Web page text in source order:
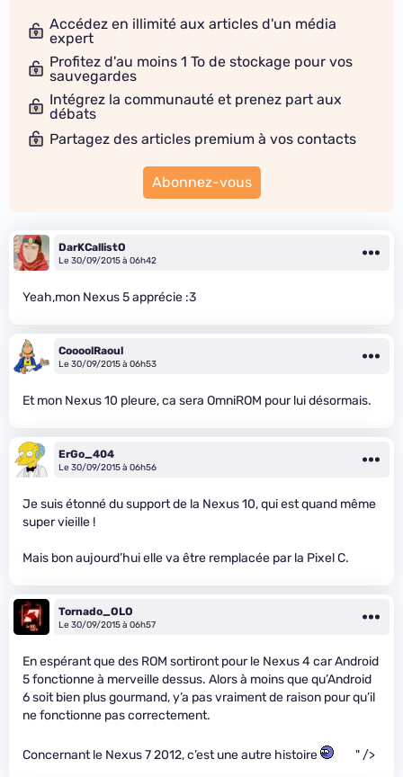
Accédez en illimité aux articles d'un média
expert
Profitez d'au moins 1 To de stockage pour vos
sauvegardes
Intégrez la communauté et prenez part aux
débats
Partagez des articles premium à vos contacts
Abonnez-vous
DarKCallistO
Le 30/09/2015 à 06h42
Yeah,mon Nexus 5 apprécie :3
CoooolRaoul
Le 30/09/2015 à 06h53
Et mon Nexus 10 pleure, ca sera OmniROM pour lui désormais.
ErGo_404
Le 30/09/2015 à 06h56
Je suis étonné du support de la Nexus 10, qui est quand même
super vieille !
Mais bon aujourd’hui elle va être remplacée par la Pixel C.
Tornado_OLO
Le 30/09/2015 à 06h57
En espérant que des ROM sortiront pour le Nexus 4 car Android
5 fonctionne à merveille dessus. Alors à moins que qu’Android
6 soit bien plus gourmand, y’a pas vraiment de raison pour qu’il
ne fonctionne pas correctement.
Concernant le Nexus 7 2012, c’est une autre histoire " />